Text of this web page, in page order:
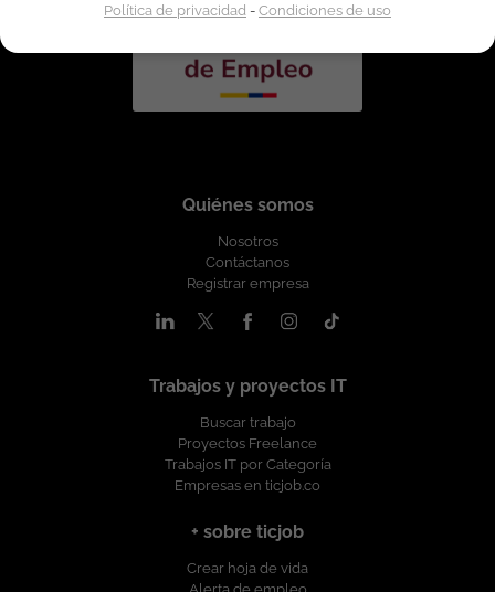
Quiénes somos
Nosotros
Contáctanos
Registrar empresa
Trabajos y proyectos IT
Buscar trabajo
Proyectos Freelance
Trabajos IT por Categoría
Empresas en ticjob.co
+ sobre ticjob
Crear hoja de vida
Política de privacidad-Condiciones de uso